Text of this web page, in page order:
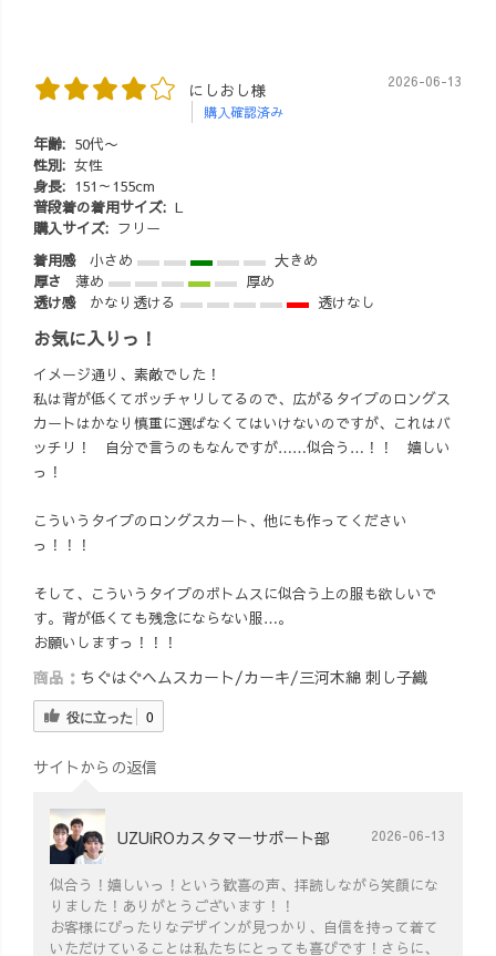
にしおし様
購入確認済み
2026-06-13
年齢: 50代〜
性別: 女性
身長: 151～155cm
普段着の着用サイズ: L
購入サイズ: フリー
着用感
小さめ
大きめ
厚さ
薄め
厚め
透け感
かなり透ける 透けなし
お気に入りっ！
イメージ通り、素敵でした！
私は背が低くてポッチャリしてるので、広がるタイプのロングス
カートはかなり慎重に選ばなくてはいけないのですが、これはバ
ッチリ！ 自分で言うのもなんですが……似合う…！！ 嬉しい
っ！
こういうタイプのロングスカート、他にも作ってください
っ！！！
そして、こういうタイプのボトムスに似合う上の服も欲しいで
す。背が低くても残念にならない服…。
お願いしますっ！！！
商品： ちぐはぐヘムスカート/カーキ/三河木綿 刺し子織
役に立った 0
サイトからの返信
UZUiROカスタマーサポート部 2026-06-13
似合う！嬉しいっ！という歓喜の声、拝読しながら笑顔にな
りました！ありがとうございます！！
お客様にぴったりなデザインが見つかり、自信を持って着て
いただけていることは私たちにとっても喜びです！さらに、